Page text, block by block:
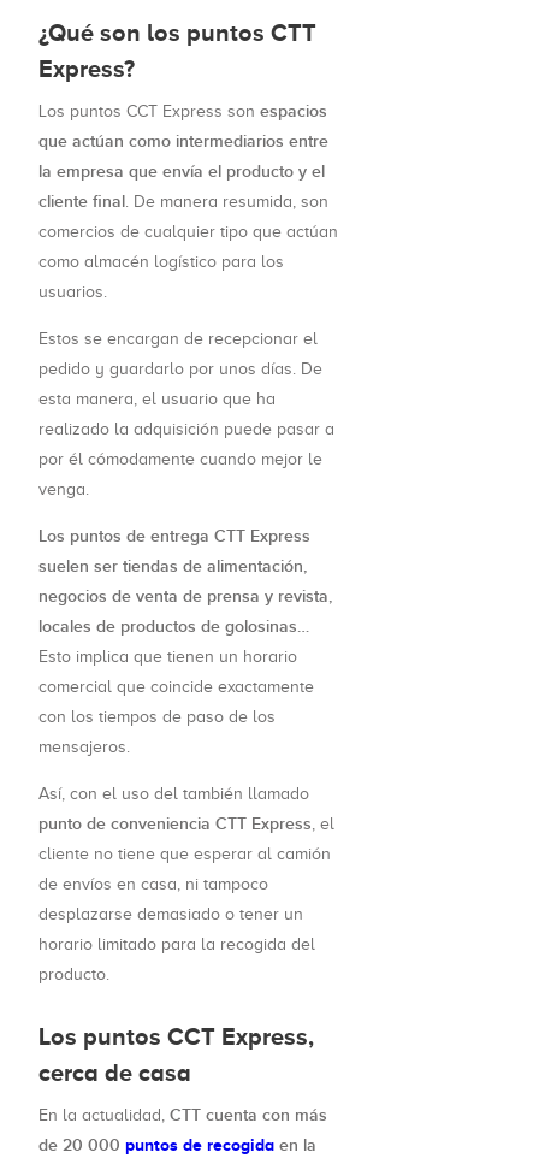
¿Qué son los puntos CTT
Express?
Los puntos CCT Express son espacios
que actúan como intermediarios entre
la empresa que envía el producto y el
cliente final. De manera resumida, son
comercios de cualquier tipo que actúan
como almacén logístico para los
usuarios.
Estos se encargan de recepcionar el
pedido y guardarlo por unos días. De
esta manera, el usuario que ha
realizado la adquisición puede pasar a
por él cómodamente cuando mejor le
venga.
Los puntos de entrega CTT Express
suelen ser tiendas de alimentación,
negocios de venta de prensa y revista,
locales de productos de golosinas…
Esto implica que tienen un horario
comercial que coincide exactamente
con los tiempos de paso de los
mensajeros.
Así, con el uso del también llamado
punto de conveniencia CTT Express, el
cliente no tiene que esperar al camión
de envíos en casa, ni tampoco
desplazarse demasiado o tener un
horario limitado para la recogida del
producto.
Los puntos CCT Express,
cerca de casa
En la actualidad, CTT cuenta con más
de 20 000 puntos de recogida en la